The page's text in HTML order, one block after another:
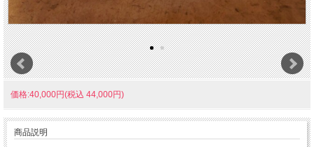
価格:40,000円(税込 44,000円)
商品説明